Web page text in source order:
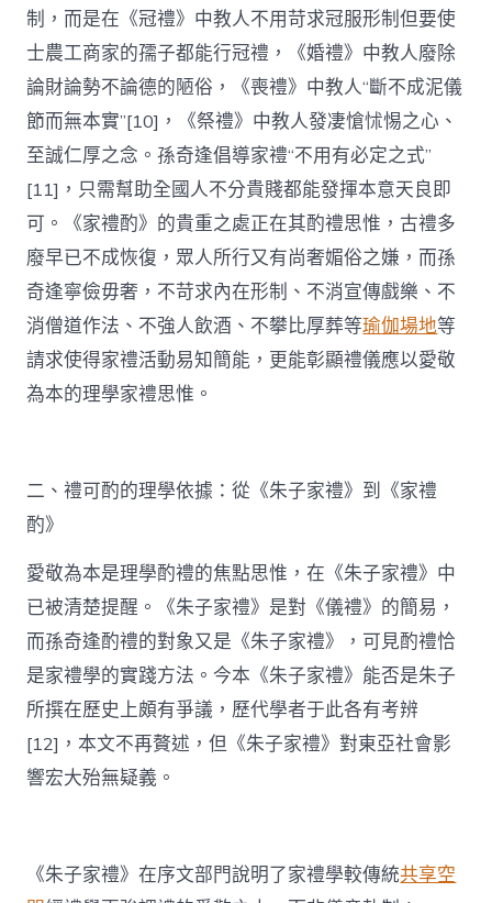
制，而是在《冠禮》中教人不用苛求冠服形制但要使
士農工商家的孺子都能行冠禮，《婚禮》中教人廢除
論財論勢不論德的陋俗，《喪禮》中教人“斷不成泥儀
節而無本實”[10]，《祭禮》中教人發凄愴怵惕之心、
至誠仁厚之念。孫奇逢倡導家禮“不用有必定之式”
[11]，只需幫助全國人不分貴賤都能發揮本意天良即
可。《家禮酌》的貴重之處正在其酌禮思惟，古禮多
廢早已不成恢復，眾人所行又有尚奢媚俗之嫌，而孫
奇逢寧儉毋奢，不苛求內在形制、不消宣傳戲樂、不
消僧道作法、不強人飲酒、不攀比厚葬等瑜伽場地等
請求使得家禮活動易知簡能，更能彰顯禮儀應以愛敬
為本的理學家禮思惟。
二、禮可酌的理學依據：從《朱子家禮》到《家禮
酌》
愛敬為本是理學酌禮的焦點思惟，在《朱子家禮》中
已被清楚提醒。《朱子家禮》是對《儀禮》的簡易，
而孫奇逢酌禮的對象又是《朱子家禮》，可見酌禮恰
是家禮學的實踐方法。今本《朱子家禮》能否是朱子
所撰在歷史上頗有爭議，歷代學者于此各有考辨
[12]，本文不再贅述，但《朱子家禮》對東亞社會影
響宏大殆無疑義。
《朱子家禮》在序文部門說明了家禮學較傳統共享空